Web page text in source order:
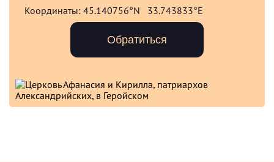
Координаты: 45.140756°N 33.743833°E
Обратиться